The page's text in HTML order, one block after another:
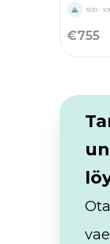
500 -
€755